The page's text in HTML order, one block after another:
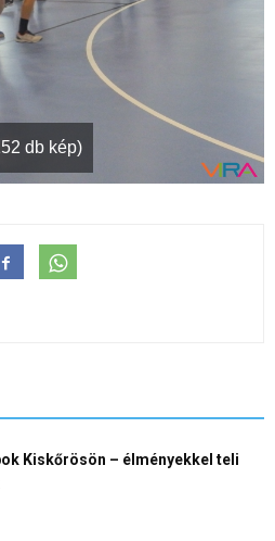
db kép)
Kiskőrösön – élményekkel teli